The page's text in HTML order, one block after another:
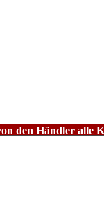
den Händler alle